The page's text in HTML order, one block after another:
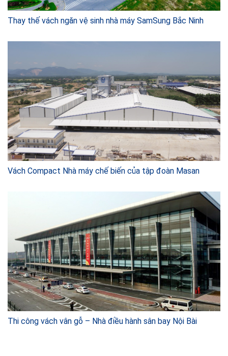
Thay thế vách ngăn vệ sinh nhà máy SamSung Bắc Ninh
Vách Compact Nhà máy chế biến của tập đoàn Masan
Thi công vách vân gỗ – Nhà điều hành sân bay Nội Bài